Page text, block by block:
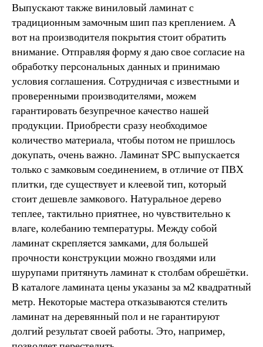
Выпускают также виниловый ламинат с
традиционным замочным шип паз креплением. А
вот на производителя покрытия стоит обратить
внимание. Отправляя форму я даю свое согласие на
обработку персональных данных и принимаю
условия соглашения. Сотрудничая с известными и
проверенными производителями, можем
гарантировать безупречное качество нашей
продукции. Приобрести сразу необходимое
количество материала, чтобы потом не пришлось
докупать, очень важно. Ламинат SPC выпускается
только с замковым соединением, в отличие от ПВХ
плитки, где существует и клеевой тип, который
стоит дешевле замкового. Натуральное дерево
теплее, тактильно приятнее, но чувствительно к
влаге, колебанию температуры. Между собой
ламинат скрепляется замками, для большей
прочности конструкции можно гвоздями или
шурупами притянуть ламинат к столбам обрешётки.
В каталоге ламината цены указаны за м2 квадратный
метр. Некоторые мастера отказываются стелить
ламинат на деревянный пол и не гарантируют
долгий результат своей работы. Это, например,